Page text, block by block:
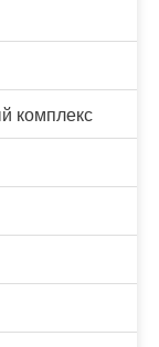
комплекс